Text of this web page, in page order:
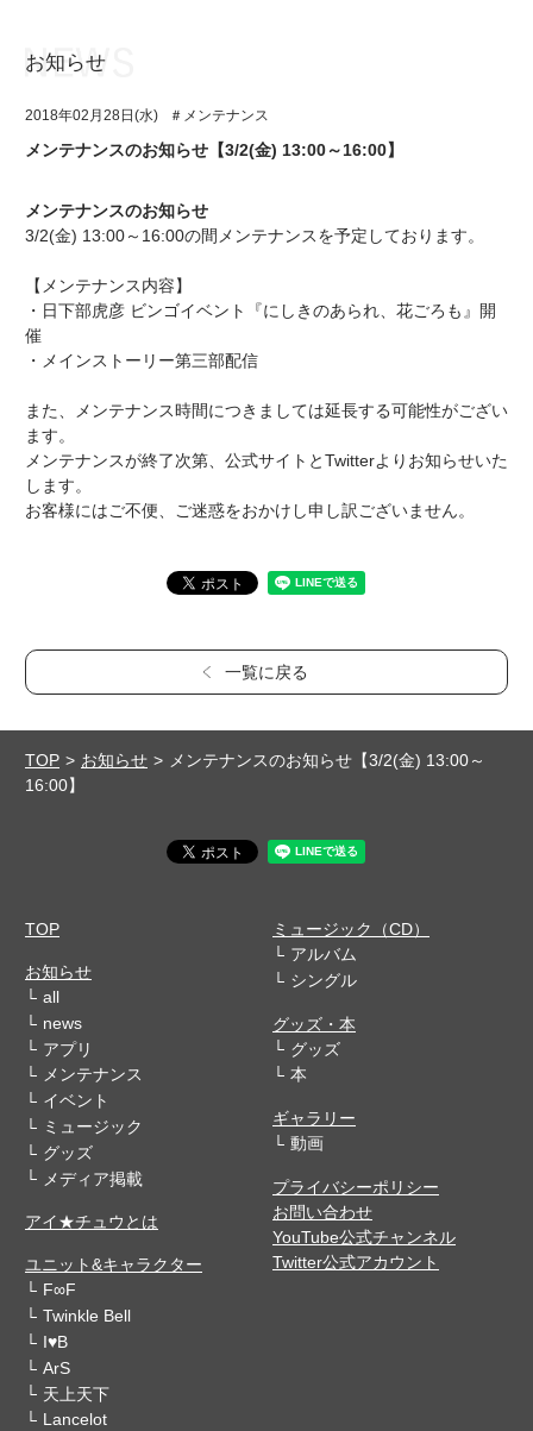
アプリゲーム
イベント・キャンペーン
ミュージック
グッズ・本
ギャラリー
ユニット&キャラクター
アプリゲーム
イベント・キャンペーン
ミュージック
グッズ・本
ギャラリー
お知らせ
2018年02月28日(水) ＃メンテナンス
メンテナンスのお知らせ【3/2(金) 13:00～16:00】
メンテナンスのお知らせ
3/2(金) 13:00～16:00の間メンテナンスを予定しております。
【メンテナンス内容】
・日下部虎彦 ビンゴイベント『にしきのあられ、花ごろも』開
催
・メインストーリー第三部配信
また、メンテナンス時間につきましては延長する可能性がござい
ます。
メンテナンスが終了次第、公式サイトとTwitterよりお知らせいた
します。
お客様にはご不便、ご迷惑をおかけし申し訳ございません。
一覧に戻る
TOP お知らせ
メンテナンスのお知らせ【3/2(金) 13:00～
16:00】
TOP
お知らせ
all
news
アプリ
メンテナンス
イベント
ミュージック
グッズ
メディア掲載
アイ★チュウとは
ユニット&キャラクター
F∞F
Twinkle Bell
I♥B
ArS
天上天下
Lancelot
ミュージック（CD）
アルバム
シングル
グッズ・本
グッズ
本
ギャラリー
動画
プライバシーポリシー
お問い合わせ
YouTube公式チャンネル
Twitter公式アカウント